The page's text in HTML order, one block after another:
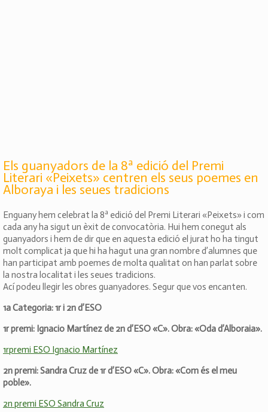
Els guanyadors de la 8ª edició del Premi
Literari «Peixets» centren els seus poemes en
Alboraya i les seues tradicions
Enguany hem celebrat la 8ª edició del Premi Literari «Peixets» i com
cada any ha sigut un èxit de convocatòria. Hui hem conegut als
guanyadors i hem de dir que en aquesta edició el jurat ho ha tingut
molt complicat ja que hi ha hagut una gran nombre d’alumnes que
han participat amb poemes de molta qualitat on han parlat sobre
la nostra localitat i les seues tradicions.
Ací podeu llegir les obres guanyadores. Segur que vos encanten.
1a Categoria: 1r i 2n d’ESO
1r premi: Ignacio Martínez de 2n d’ESO «C». Obra: «Oda d’Alboraia».
1rpremi ESO Ignacio Martínez
2n premi: Sandra Cruz de 1r d’ESO «C». Obra: «Com és el meu
poble».
2n premi ESO Sandra Cruz